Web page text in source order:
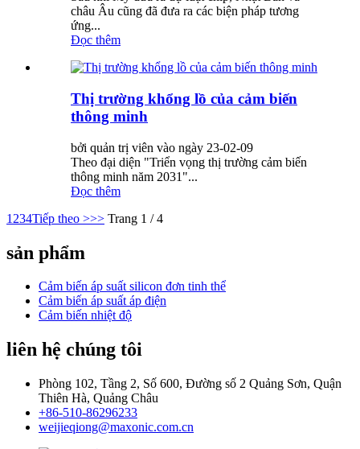
châu Âu cũng đã đưa ra các biện pháp tương
ứng...
Đọc thêm
Thị trường khổng lồ của cảm biến
thông minh
bởi quản trị viên vào ngày 23-02-09
Theo đại diện "Triển vọng thị trường cảm biến
thông minh năm 2031"...
Đọc thêm
1 234Tiếp theo >>> Trang 1 / 4
sản phẩm
Cảm biến áp suất silicon đơn tinh thể
Cảm biến áp suất áp điện
Cảm biến nhiệt độ
liên hệ chúng tôi
Phòng 102, Tầng 2, Số 600, Đường số 2 Quảng Sơn, Quận
Thiên Hà, Quảng Châu
+86-510-86296233
weijieqiong@maxonic.com.cn